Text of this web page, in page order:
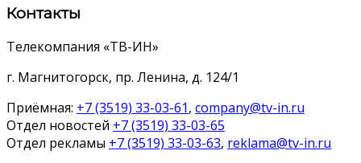
Контакты
Телекомпания «ТВ-ИН»
г. Магнитогорск, пр. Ленина, д. 124/1
Приёмная: +7 (3519) 33-03-61, company@tv-in.ru
Отдел новостей +7 (3519) 33-03-65
Отдел рекламы +7 (3519) 33-03-63, reklama@tv-in.ru